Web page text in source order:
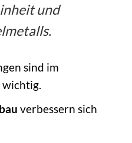
und
sind im
wichtig.
verbessern sich